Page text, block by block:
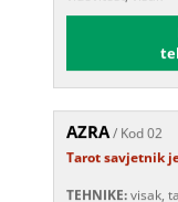
AZRA/ Kod 02
Tarot savjetnik je
TEHNIKE:visak,
ljubavna